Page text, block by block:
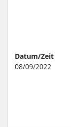
Datum/Zeit
08/09/2022